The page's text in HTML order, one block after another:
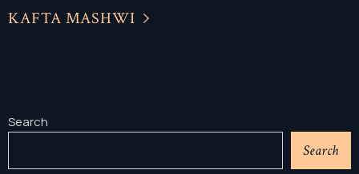
KAFTA MASHWI
Search
Search